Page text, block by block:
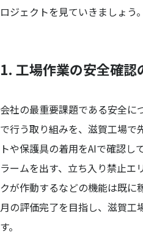
ロジェクトを見ていきましょう。
1. 工場作業の安全確認
会社の最重要課題である安全に
で行う取り組みを、滋賀工場で
トや保護具の着用をAIで確認し
ラームを出す、立ち入り禁止エ
クが作動するなどの機能は既に
月の評価完了を目指し、滋賀工
す。